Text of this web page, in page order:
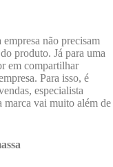
não precisam
produto. Já para uma
em compartilhar
Para isso, é
especialista
marca vai muito além de